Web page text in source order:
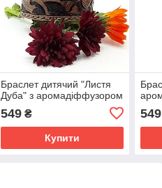
Браслет дитячий "Листя
Дуба" з аромадіффузором
549₴
Купити
549